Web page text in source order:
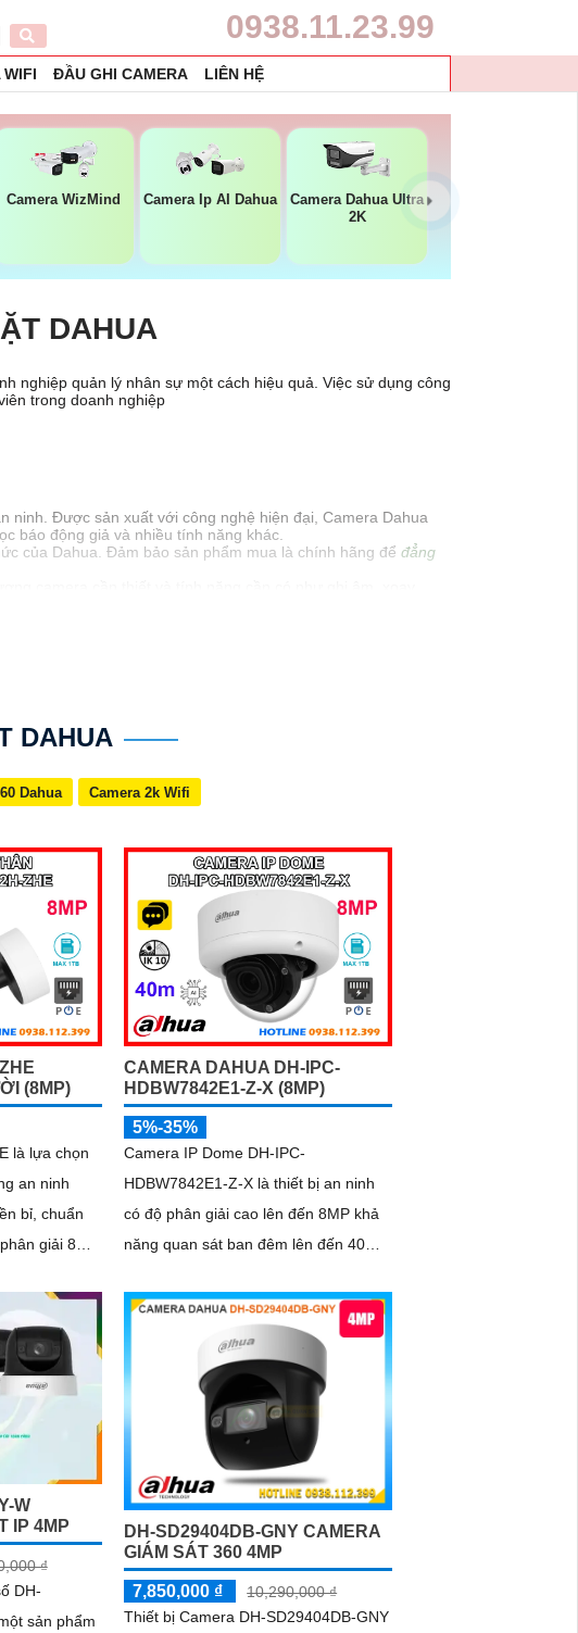
0938.11.23.99
ĐẦU GHI CAMERA LIÊN HỆ
Camera WizMind Camera Ip AI Dahua
Camera Dahua Ultra
2K
DAHUA
nghiệp quản lý nhân sự một cách hiệu quả. Việc sử dụng công
trong doanh nghiệp
ninh. Được sản xuất với công nghệ hiện đại, Camera Dahua
báo động giả và nhiều tính năng khác.
của Dahua. Đảm bảo sản phẩm mua là chính hãng để đẳng
lựa được giải pháp tốt nhất cho nhu cầu của bạn.
mình. Nếu cần thêm thông tin hoặc hỗ trợ, hãy để lại câu hỏi
DAHUA
Dahua Camera 2k Wifi
(8MP)
là lựa chọn
an ninh
bỉ, chuẩn
giải 8MP
âm, khe thẻ
ngoại tầm
lắp đặt dễ
CAMERA DAHUA DH-IPC-
HDBW7842E1-Z-X (8MP)
5%-35%
Camera IP Dome DH-IPC-
HDBW7842E1-Z-X là thiết bị an ninh
có độ phân giải cao lên đến 8MP khả
năng quan sát ban đêm lên đến 40m,
thoại hai chiều, camera mang đến trải
nghiệm giám sát toàn diện. Đặc biệt,
các tính năng AI thông minh như nhận
diện khuôn mặt và đếm người giúp
nâng cao hiệu quả quản lý và an ninh
cho mọi không gian trong nhà
W
IP 4MP
₫
DH-
sản phẩm
DH-SD29404DB-GNY CAMERA
GIÁM SÁT 360 4MP
7,850,000 ₫
10,290,000 ₫
Thiết bị Camera DH-SD29404DB-GNY